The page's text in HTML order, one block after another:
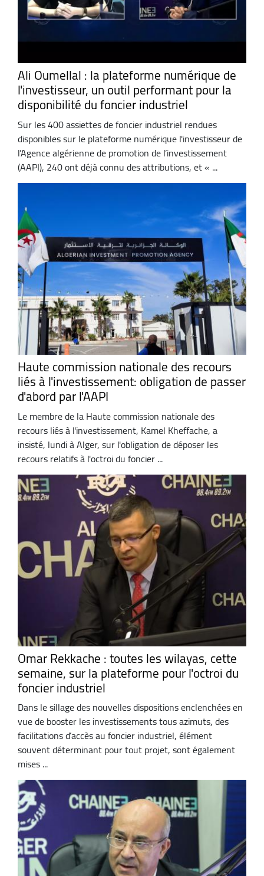
Ali Oumellal : la plateforme numérique de
l'investisseur, un outil performant pour la
disponibilité du foncier industriel
Sur les 400 assiettes de foncier industriel rendues
disponibles sur le plateforme numérique l'investisseur de
l’Agence algérienne de promotion de l’investissement
(AAPI), 240 ont déjà connu des attributions, et « ...
Haute commission nationale des recours
liés à l'investissement: obligation de passer
d'abord par l'AAPI
Le membre de la Haute commission nationale des
recours liés à l'investissement, Kamel Kheffache, a
insisté, lundi à Alger, sur l'obligation de déposer les
recours relatifs à l'octroi du foncier ...
Omar Rekkache : toutes les wilayas, cette
semaine, sur la plateforme pour l'octroi du
foncier industriel
Dans le sillage des nouvelles dispositions enclenchées en
vue de booster les investissements tous azimuts, des
facilitations d’accès au foncier industriel, élément
souvent déterminant pour tout projet, sont également
mises ...